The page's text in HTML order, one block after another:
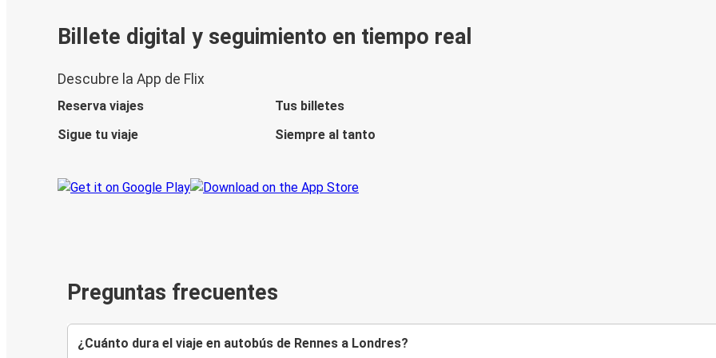
Billete digital y seguimiento en tiempo real
Descubre la App de Flix
Reserva viajes
Tus billetes
Sigue tu viaje
Siempre al tanto
Preguntas frecuentes
¿Cuánto dura el viaje en autobús de Rennes a Londres?